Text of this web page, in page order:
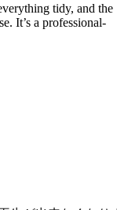
生が出来なくなり